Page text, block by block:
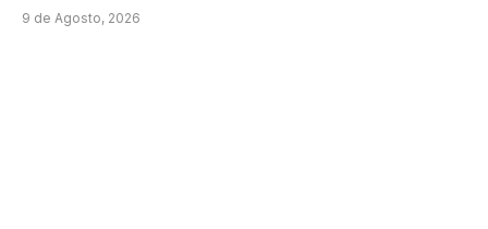
9 de Agosto, 2026